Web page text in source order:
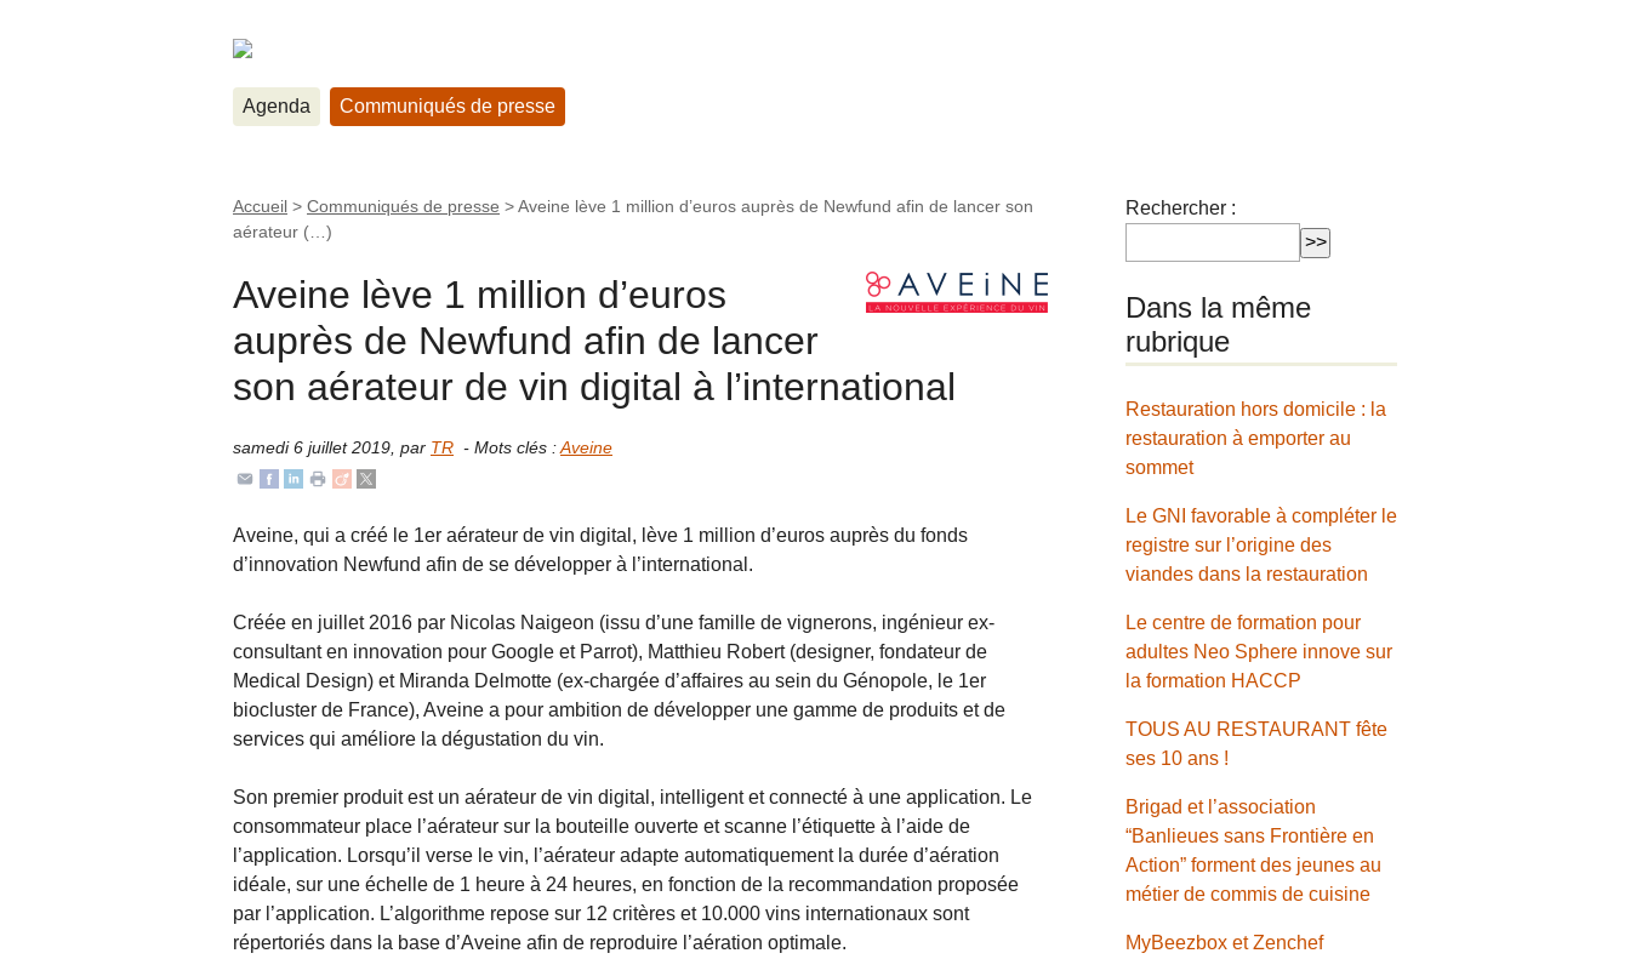
Agenda Communiqués de presse
Accueil > Communiqués de presse >Aveine lève 1 million d’euros auprès de Newfund afin de lancer son
aérateur (…)
Aveine lève 1 million d’euros
auprès de Newfund afin de lancer
son aérateur de vin digital à l’international
samedi 6 juillet 2019 par TR - Mots clés :Aveine
Aveine, qui a créé le 1er aérateur de vin digital, lève 1 million d’euros auprès du fonds
d’innovation Newfund afin de se développer à l’international.
Créée en juillet 2016 par Nicolas Naigeon (issu d’une famille de vignerons, ingénieur ex-
consultant en innovation pour Google et Parrot), Matthieu Robert (designer, fondateur de
Medical Design) et Miranda Delmotte (ex-chargée d’affaires au sein du Génopole, le 1er
biocluster de France), Aveine a pour ambition de développer une gamme de produits et de
services qui améliore la dégustation du vin.
Son premier produit est un aérateur de vin digital, intelligent et connecté à une application. Le
consommateur place l’aérateur sur la bouteille ouverte et scanne l’étiquette à l’aide de
l’application. Lorsqu’il verse le vin, l’aérateur adapte automatiquement la durée d’aération
idéale, sur une échelle de 1 heure à 24 heures, en fonction de la recommandation proposée
par l’application. L’algorithme repose sur 12 critères et 10.000 vins internationaux sont
répertoriés dans la base d’Aveine afin de reproduire l’aération optimale.
Rechercher :
Dans la même
rubrique
Restauration hors domicile : la
restauration à emporter au
sommet
Le GNI favorable à compléter le
registre sur l’origine des
viandes dans la restauration
Le centre de formation pour
adultes Neo Sphere innove sur
la formation HACCP
TOUS AU RESTAURANT fête
ses 10 ans !
Brigad et l’association
“Banlieues sans Frontière en
Action” forment des jeunes au
métier de commis de cuisine
MyBeezbox et Zenchef